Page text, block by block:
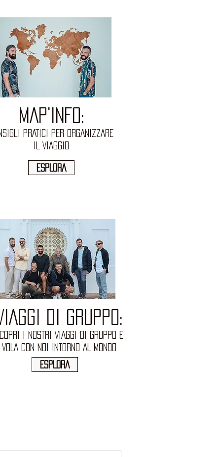
MAP'INFO:
PRATICi PER ORGANIZZARE
IL VIAGGIO
ESPLORA
DI GRUPPO:
I NOSTRI VIAGGI DI GRUPPO E
VOLA CON NOI INTORNO AL MONDO
ESPLORA